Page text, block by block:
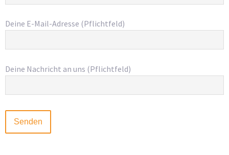
Deine E-Mail-Adresse (Pflichtfeld)
Deine Nachricht an uns (Pflichtfeld)